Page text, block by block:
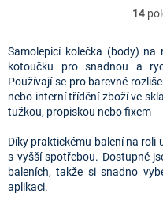
14
Samolepicí kolečka (body)
kotoučku pro snadnou a
Používají se pro barevné
nebo interní třídění zboží ve
tužkou, propiskou nebo fixem
Díky praktickému balení na roli
s vyšší spotřebou. Dostupné
baleních, takže si snadno
aplikaci.